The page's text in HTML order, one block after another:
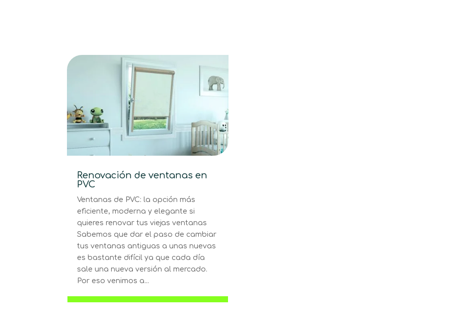
Renovación de ventanas en
PVC
Ventanas de PVC: la opción más
eficiente, moderna y elegante si
quieres renovar tus viejas ventanas
Sabemos que dar el paso de cambiar
tus ventanas antiguas a unas nuevas
es bastante difícil ya que cada día
sale una nueva versión al mercado.
Por eso venimos a...